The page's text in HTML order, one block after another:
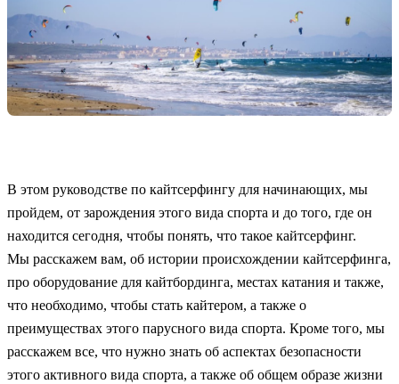
В этом руководстве по кайтсерфингу для начинающих, мы
пройдем, от зарождения этого вида спорта и до того, где он
находится сегодня, чтобы понять, что такое кайтсерфинг.
Мы расскажем вам, об истории происхождении кайтсерфинга,
про оборудование для кайтбординга, местах катания и также,
что необходимо, чтобы стать кайтером, а также о
преимуществах этого парусного вида спорта. Кроме того, мы
расскажем все, что нужно знать об аспектах безопасности
этого активного вида спорта, а также об общем образе жизни